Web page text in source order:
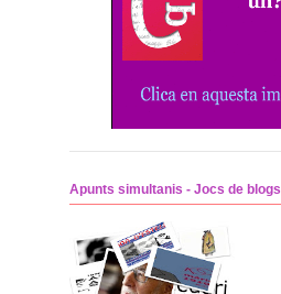
Apunts simultanis - Jocs de blogs